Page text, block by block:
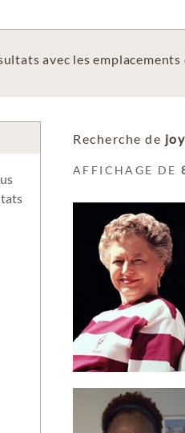
avec les emplacements
Recherche de
AFFICHAGE DE